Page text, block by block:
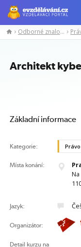
Odborné znalosti
Architekt
Základní informace
Kategorie:
Místa konání:
Jazyk:
Organizátor:
Detail kurzu na